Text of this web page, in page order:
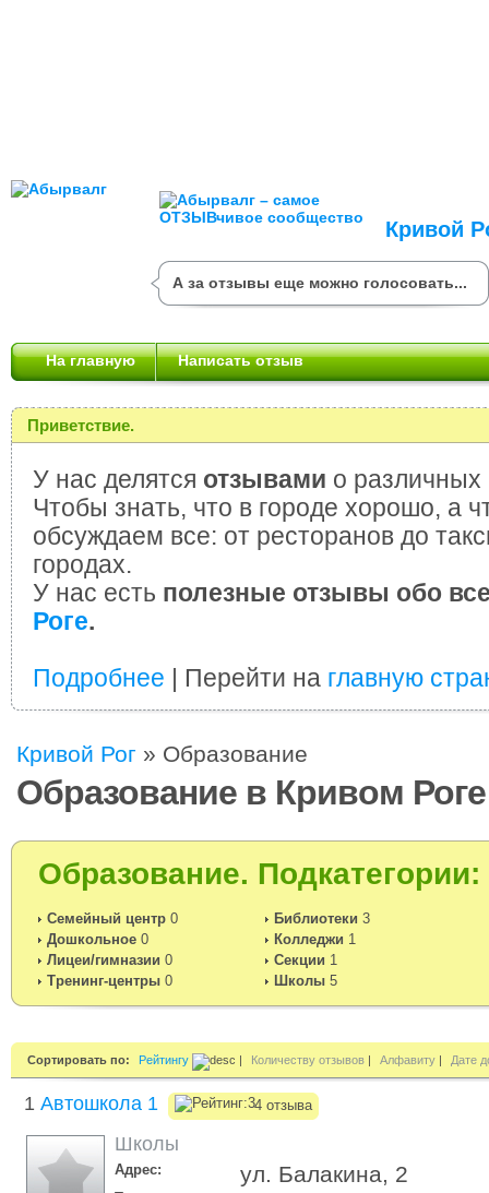
Кривой
А за отзывы еще можно голосовать...
На главную Написать отзыв
Приветствие.
У нас делятся отзывами о различных
Чтобы знать, что в городе хорошо, а
обсуждаем все: от ресторанов до
городах.
У нас есть полезные отзывы обо
Роге.
Подробнее | Перейти на главную
Кривой Рог » Образование
Образование в Кривом Роге
Образование. Подкатегории:
Cемейный центр 0 Библиотеки 3
Дошкольное 0 Колледжи 1
Лицеи/гимназии 0 Секции 1
Тренинг-центры 0 Школы 5
Сортировать по: Рейтингу | Количеству отзывов | Алфавиту | Дате
1 Автошкола 1 4 отзыва
Школы
Адрес: ул. Балакина, 2